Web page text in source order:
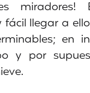
fácil llegar a
en
y por